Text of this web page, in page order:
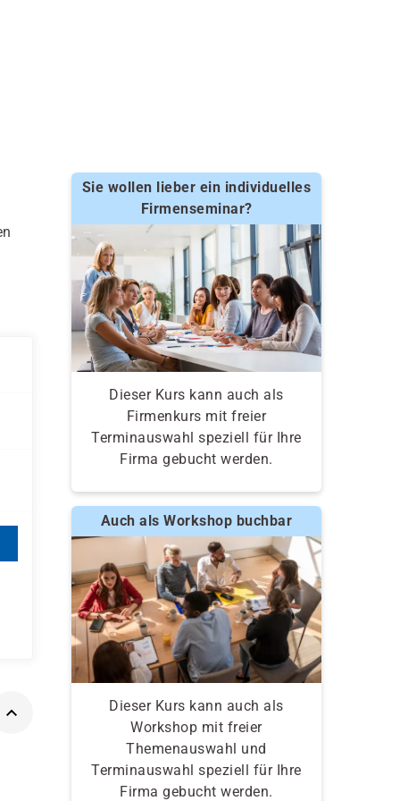
Sie wollen lieber ein individuelles
Firmenseminar?
Dieser Kurs kann auch als
Firmenkurs mit freier
Terminauswahl speziell für Ihre
Firma gebucht werden.
Auch als Workshop buchbar
Dieser Kurs kann auch als
Workshop mit freier
Themenauswahl und
Terminauswahl speziell für Ihre
Firma gebucht werden.